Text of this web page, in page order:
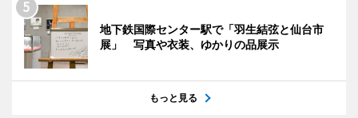
地下鉄国際センター駅で「羽生結弦と仙台市
展」 写真や衣装、ゆかりの品展示
もっと見る